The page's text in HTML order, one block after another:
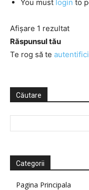
You must login to
Afișare 1 rezultat
Răspunsul tău
Te rog să te autentifici
Căutare
Categorii
Pagina Principala